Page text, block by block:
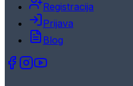
Registracija
Prijava
Blog